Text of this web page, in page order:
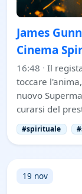
James
Cinema
16:48 · Il
toccare
nuovo
curarsi del
#spirituale
19 nov